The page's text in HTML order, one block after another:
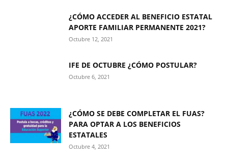
¿CÓMO ACCEDER AL BENEFICIO ESTATAL
APORTE FAMILIAR PERMANENTE 2021?
Octubre 12, 2021
IFE DE OCTUBRE ¿CÓMO POSTULAR?
Octubre 6, 2021
¿CÓMO SE DEBE COMPLETAR EL FUAS?
PARA OPTAR A LOS BENEFICIOS
ESTATALES
Octubre 4, 2021